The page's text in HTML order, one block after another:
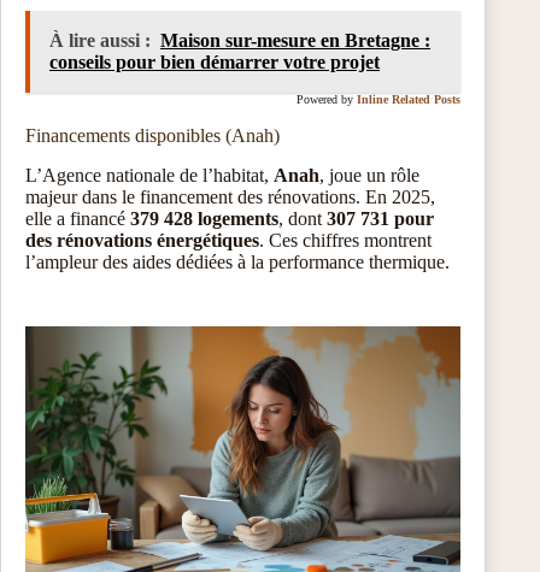
À lire aussi : Maison sur-mesure en Bretagne :
conseils pour bien démarrer votre projet
Powered by Inline Related Posts
Financements disponibles (Anah)
L’Agence nationale de l’habitat, Anah, joue un rôle
majeur dans le financement des rénovations. En 2025,
elle a financé 379 428 logements, dont 307 731 pour
des rénovations énergétiques. Ces chiffres montrent
l’ampleur des aides dédiées à la performance thermique.